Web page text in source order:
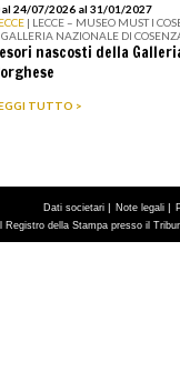
24/07/2026 al 31/01/2027
| LECCE – MUSEO MUST I
NAZIONALE DI
nascosti della
TUTTO >
Dati societari | Note legali |
della Stampa presso il